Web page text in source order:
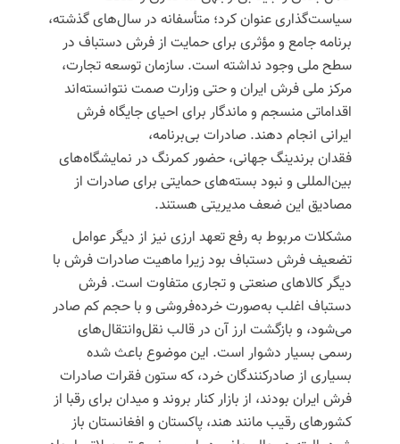
سیاست‌گذاری عنوان کرد؛ متأسفانه در سال‌های گذشته،
برنامه جامع و مؤثری برای حمایت از فرش دستباف در
سطح ملی وجود نداشته است. سازمان توسعه تجارت،
مرکز ملی فرش ایران و حتی وزارت صمت نتوانسته‌اند
اقداماتی منسجم و ماندگار برای احیای جایگاه فرش
ایرانی انجام دهند. صادرات بی‌برنامه،
فقدان برندینگجهانی، حضور کمرنگ در نمایشگاه‌های
بین‌المللی و نبود بسته‌های حمایتی برای صادرات از
مصادیق این ضعف مدیریتی هستند.
مشکلات مربوط به رفع تعهد ارزی نیز از دیگر عوامل
تضعیف فرش دستباف بود زیرا ماهیت صادرات فرش با
دیگر کالاهای صنعتی و تجاری متفاوت است. فرش
دستباف اغلب به‌صورت خرده‌فروشی و با حجم کم صادر
می‌شود، و بازگشت ارز آن در قالب نقل‌وانتقال‌های
رسمی بسیار دشوار است. این موضوع باعث شده
بسیاری از صادرکنندگان خرد، که ستون فقرات صادرات
فرش ایران بودند، از بازار کنار بروند و میدان برای رقبا از
کشورهای رقیب مانند هند، پاکستان و افغانستان باز